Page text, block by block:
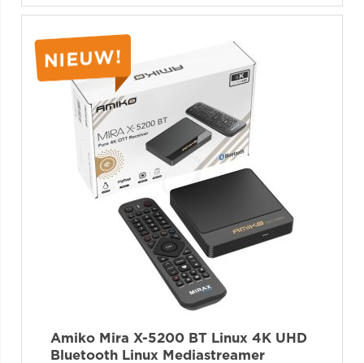
Amiko Mira X-5200 BT Linux 4K UHD
Bluetooth Linux Mediastreamer